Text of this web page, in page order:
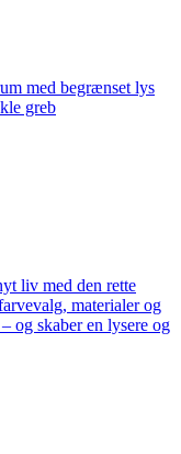
med begrænset lys
greb
liv med den rette
materialer og
og skaber en lysere og